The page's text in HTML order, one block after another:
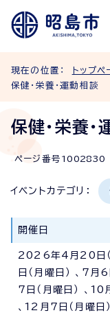
現在の位置： トップペ
保健・栄養・運動相談
保健・栄養・
ページ番号 1002830
イベントカテゴリ：
開催日
2026年4月20日（
日（月曜日） 、7月
7日（月曜日） 、10
、12月7日（月曜日）